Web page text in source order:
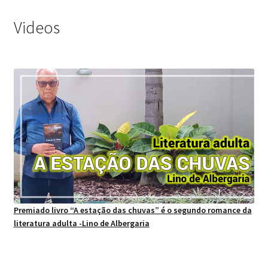
Videos
Premiado livro “A estação das chuvas” é o segundo romance da
literatura adulta -Lino de Albergaria